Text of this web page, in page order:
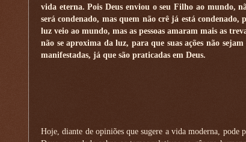
vida eterna. Pois Deus enviou o seu Filho ao mundo,
será condenado, mas quem não crê já está
luz veio ao mundo, mas as pessoas amaram mais as
não se aproxima da luz, para que suas ações não
manifestadas, já que são praticadas em Deus.
Hoje, diante de opiniões que sugere a vida moderna, pode